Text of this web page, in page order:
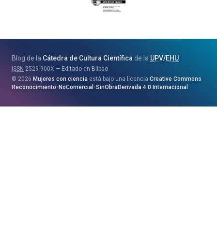
Jaurlaritza
eta
Berrikuntza
Saila
Blog de la Cátedra de Cultura Científica de la UPV/EHU
ISSN 2529-900X
Editado en Bilbao
2026 Mujeres con ciencia está bajo una licencia Creative Commons
Reconocimiento-NoComercial-SinObraDerivada 4.0 Internacional